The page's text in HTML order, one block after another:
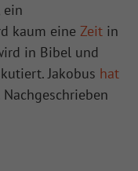
ein
kaum eine Zeit in
in Bibel und
Jakobus hat